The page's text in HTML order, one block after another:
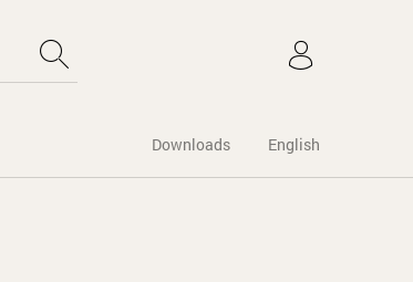
Downloads English